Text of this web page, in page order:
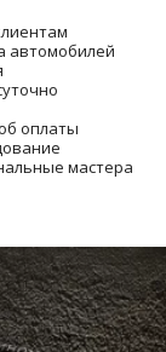
автомобилей
оплаты
мастера